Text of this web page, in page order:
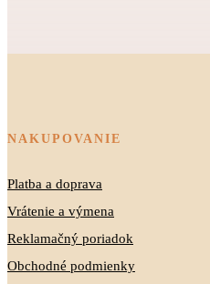
NAKUPOVANIE
Platba a doprava
Vrátenie a výmena
Reklamačný poriadok
Obchodné podmienky